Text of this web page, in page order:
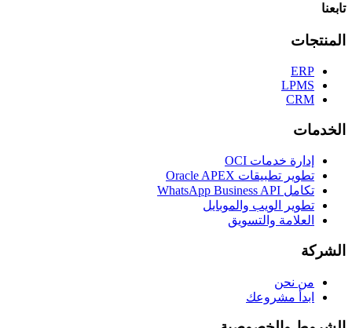
تابعنا
المنتجات
ERP
LPMS
CRM
الخدمات
إدارة خدمات OCI
تطوير تطبيقات Oracle APEX
تكامل WhatsApp Business API
تطوير الويب والموبايل
العلامة والتسويق
الشركة
من نحن
ابدأ مشروعك